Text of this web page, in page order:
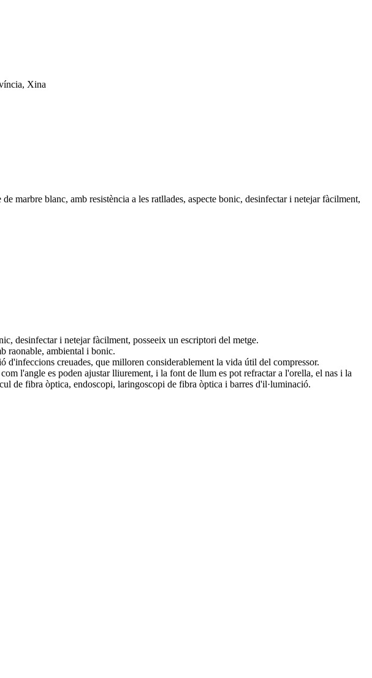
Xina
blanc, amb resistència a les ratllades, aspecte bonic, desinfectar i netejar fàcilment,
desinfectar i netejar fàcilment, posseeix un escriptori del metge.
raonable, ambiental i bonic.
creuades, que milloren considerablement la vida útil del compressor.
l'angle es poden ajustar lliurement, i la font de llum es pot refractar a l'orella, el nas i la
de fibra òptica, endoscopi, laringoscopi de fibra òptica i barres d'il·luminació.